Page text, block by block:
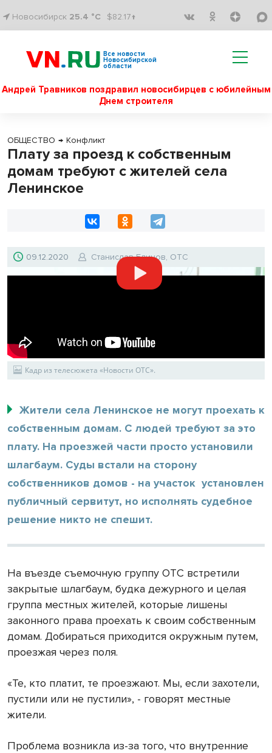
Новосибирск 25.4 °C $82.17↑
Все новости
Новосибирской
области
Андрей Травников поздравил новосибирцев с юбилейным
Днем строителя
ОБЩЕСТВО → Конфликт
Плату за проезд к собственным
домам требуют с жителей села
Ленинское
09.12.2020 Станислав Блинов, ОТС
Кадр из телесюжета «Новости ОТС».
Жители села Ленинское не могут проехать к
собственным домам. С людей требуют за это
плату. На проезжей части просто установили
шлагбаум. Суды встали на сторону
собственников домов - на участок установлен
публичный сервитут, но исполнять судебное
решение никто не спешит.
На въезде съемочную группу ОТС встретили
закрытые шлагбаум, будка дежурного и целая
группа местных жителей, которые лишены
законного права проехать к своим собственным
домам. Добираться приходится окружным путем,
проезжая через поля.
«Те, кто платит, те проезжают. Мы, если захотели,
пустили или не пустили», - говорят местные
жители.
Проблема возникла из-за того, что внутренние